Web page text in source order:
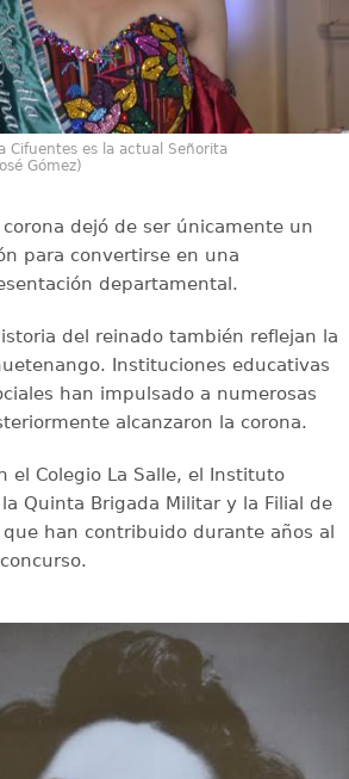
Cifuentes es la actual Señorita
Gómez)
dejó de ser únicamente un
para convertirse en una
departamental.
del reinado también reflejan la
Instituciones educativas
han impulsado a numerosas
alcanzaron la corona.
el Colegio La Salle, el Instituto
Quinta Brigada Militar y la Filial de
han contribuido durante años al